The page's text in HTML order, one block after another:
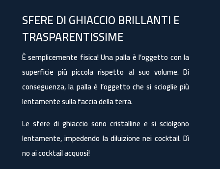
SFERE DI GHIACCIO BRILLANTI E
TRASPARENTISSIME
È semplicemente fisica! Una palla è l’oggetto con la
superficie più piccola rispetto al suo volume. Di
conseguenza, la palla è l’oggetto che si scioglie più
lentamente sulla faccia della terra.
Le sfere di ghiaccio sono cristalline e si sciolgono
lentamente, impedendo la diluizione nei cocktail. Dì
no ai cocktail acquosi!